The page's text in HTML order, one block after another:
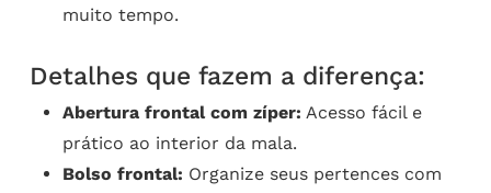
muito tempo.
Detalhes que fazem a diferença:
Abertura frontal com zíper: Acesso fácil e
prático ao interior da mala.
Bolso frontal: Organize seus pertences com